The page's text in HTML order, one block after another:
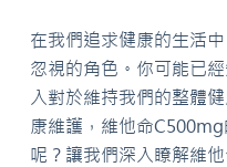
在我們追求健康的生活
忽視的角色。你可能已
入對於維持我們的整體
康維護，維他命
呢？讓我們深入瞭解維